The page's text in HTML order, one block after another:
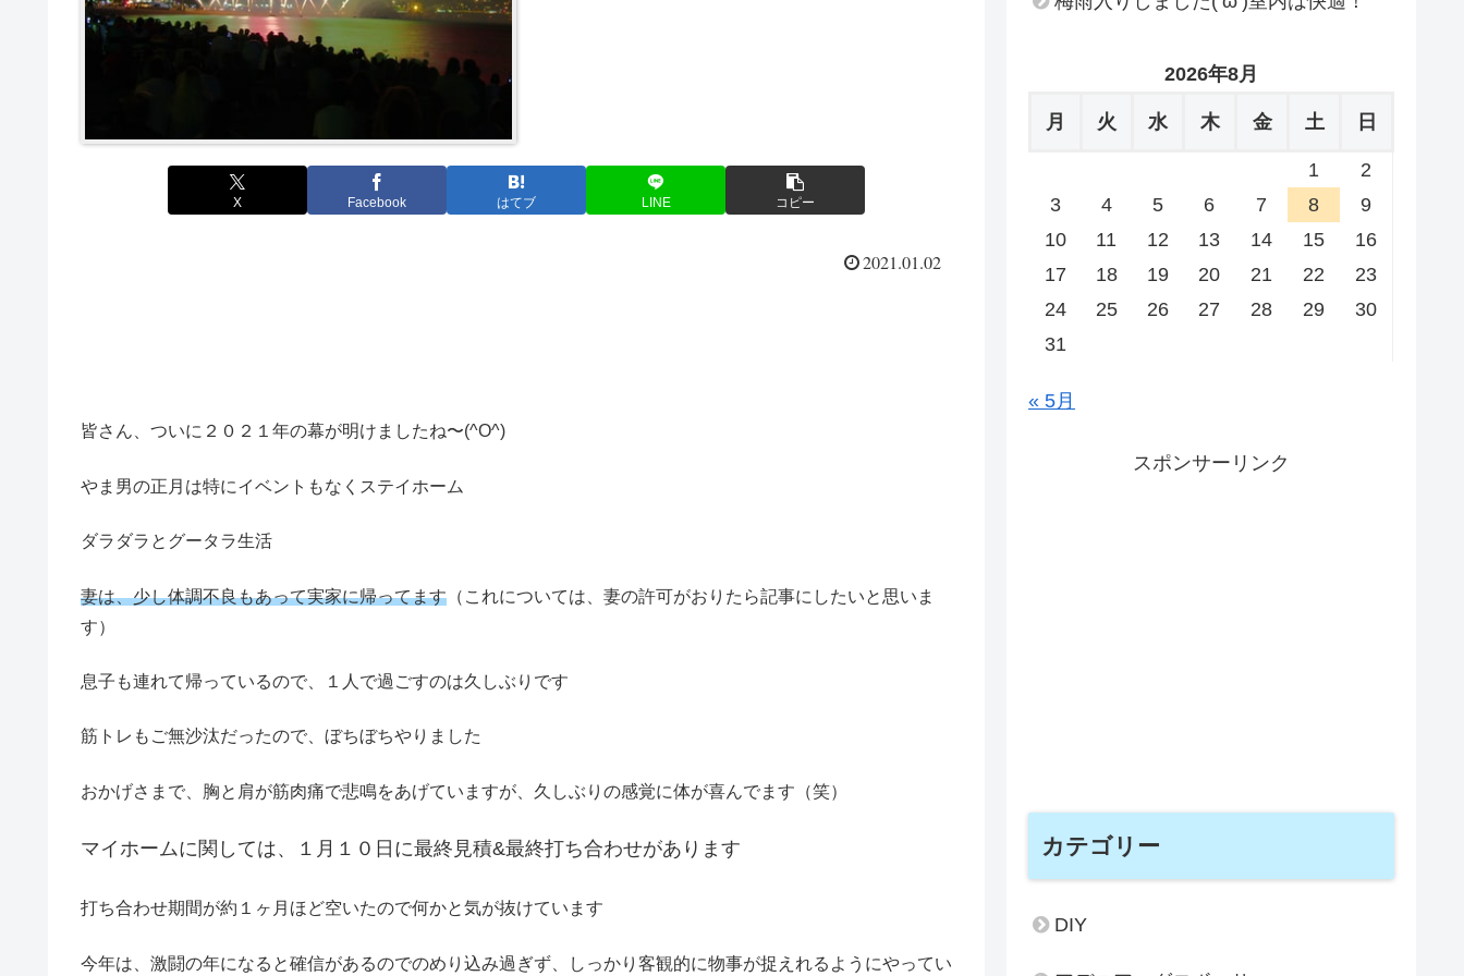
X Facebook はてブ LINE コピー
2021.01.02
皆さん、ついに２０２１年の幕が明けましたね〜(^O^)
やま男の正月は特にイベントもなくステイホーム
ダラダラとグータラ生活
妻は、少し体調不良もあって実家に帰ってます （これについては、妻の許可がおりたら記事にしたいと思いま
す）
息子も連れて帰っているので、１人で過ごすのは久しぶりです
筋トレもご無沙汰だったので、ぼちぼちやりました
おかげさまで、胸と肩が筋肉痛で悲鳴をあげていますが、久しぶりの感覚に体が喜んでます（笑）
マイホームに関しては、１月１０日に最終見積&最終打ち合わせがあります
打ち合わせ期間が約１ヶ月ほど空いたので何かと気が抜けています
今年は、激闘の年になると確信があるのでのめり込み過ぎず、しっかり客観的に物事が捉えれるようにやってい
2026年8月
月 火 水 木 金 土 日
1
2
3
4 5 6 7 8
9
10
11 12 13 14 15
16
17
18 19 20 21 22
23
24
25 26 27 28 29
30
31
« 5月
スポンサーリンク
カテゴリー
DIY